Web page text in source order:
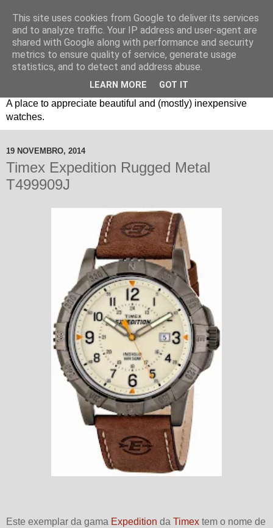
Um espaço sobre relógios "B3": Bons, Bonitos e Baratos. //
A place to appreciate beautiful and (mostly) inexpensive
watches.
19 NOVEMBRO, 2014
Timex Expedition Rugged Metal
T499909J
Este exemplar da gama Expedition da Timex tem o nome de
This site uses cookies from Google to deliver its services
and to analyze traffic. Your IP address and user-agent are
shared with Google along with performance and security
metrics to ensure quality of service, generate usage
statistics, and to detect and address abuse.
LEARN MORE GOT IT